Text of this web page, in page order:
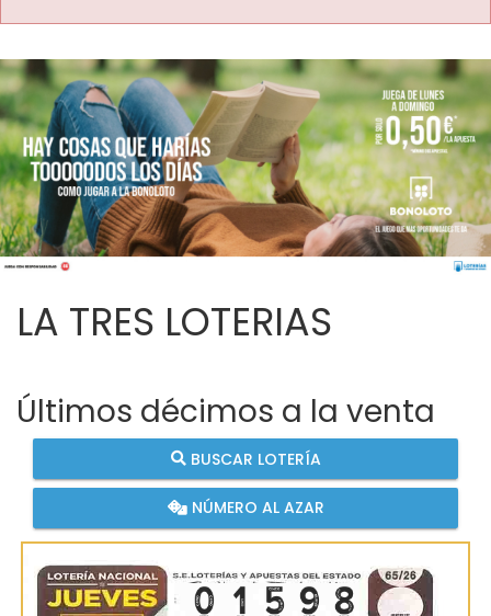
LA TRES LOTERIAS
Últimos décimos a la venta
BUSCAR LOTERÍA
NÚMERO AL AZAR